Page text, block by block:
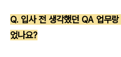
Q. 입사 전 생각했던 QA 업무
었나요?